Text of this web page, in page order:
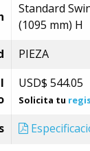
Standard
(1095 mm) H
PIEZA
USD$ 544.05
Solicita tu